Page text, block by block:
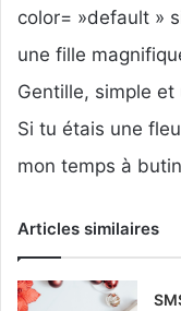
color= »default »
une fille
Gentille, simple et
Si tu étais une
mon temps à
Articles similaires